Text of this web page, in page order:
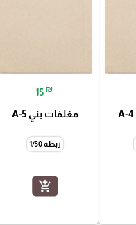
15 ₪
مغلفات بني A-5
ربطة 1/50
add_shopping_cart